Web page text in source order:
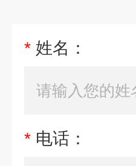
* 姓名：
* 电话：